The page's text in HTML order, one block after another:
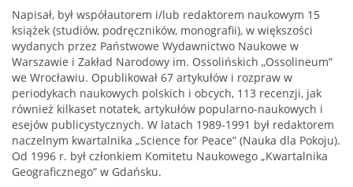
Napisał, był współautorem i/lub redaktorem naukowym 15
książek (studiów, podręczników, monografii), w większości
wydanych przez Państwowe Wydawnictwo Naukowe w
Warszawie i Zakład Narodowy im. Ossolińskich „Ossolineum”
we Wrocławiu. Opublikował 67 artykułów i rozpraw w
periodykach naukowych polskich i obcych, 113 recenzji, jak
również kilkaset notatek, artykułów popularno-naukowych i
esejów publicystycznych. W latach 1989-1991 był redaktorem
naczelnym kwartalnika „Science for Peace” (Nauka dla Pokoju).
Od 1996 r. był członkiem Komitetu Naukowego „Kwartalnika
Geograficznego” w Gdańsku.